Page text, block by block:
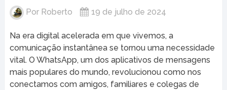
Por Roberto 19 de julho de 2024
Na era digital acelerada em que vivemos, a
comunicação instantânea se tornou uma necessidade
vital. O WhatsApp, um dos aplicativos de mensagens
mais populares do mundo, revolucionou como nos
conectamos com amigos, familiares e colegas de